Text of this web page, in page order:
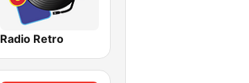
Radio Retro